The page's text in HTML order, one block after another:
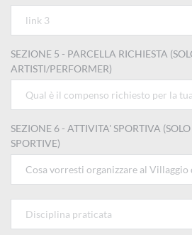
SEZIONE 5 - PARCELLA RICHIESTA
ARTISTI/PERFORMER)
SEZIONE 6 - ATTIVITA' SPORTIVA
SPORTIVE)
Cosa vorresti organizzare al Villaggio